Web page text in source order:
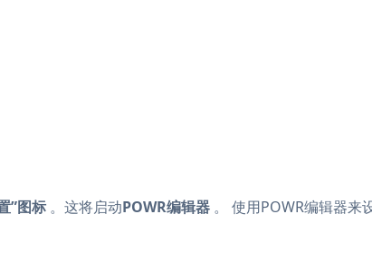
”图标 。这将启动POWR编辑器 。 使用POWR编辑器来